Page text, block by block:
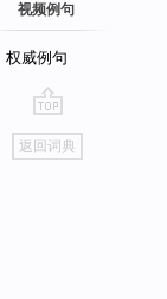
视频例句
权威例句
go
top
返回词典